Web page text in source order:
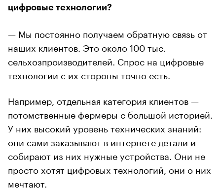
цифровые технологии?
— Мы постоянно получаем обратную связь от
наших клиентов. Это около 100 тыс.
сельхозпроизводителей. Спрос на цифровые
технологии с их стороны точно есть.
Например, отдельная категория клиентов —
потомственные фермеры с большой историей.
У них высокий уровень технических знаний:
они сами заказывают в интернете детали и
собирают из них нужные устройства. Они не
просто хотят цифровых технологий, они о них
мечтают.